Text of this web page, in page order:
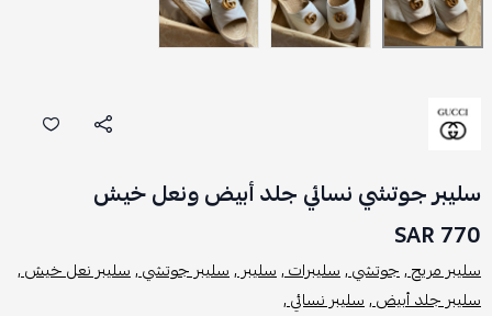
سليبر جوتشي نسائي جلد أبيض ونعل خيش
770 SAR
سليبر مريح ,جوتشي ,سليبرات ,سليبر ,سليبر جوتشي ,سليبر نعل خيش ,
سليبر جلد أبيض ,سليبر نسائي ,